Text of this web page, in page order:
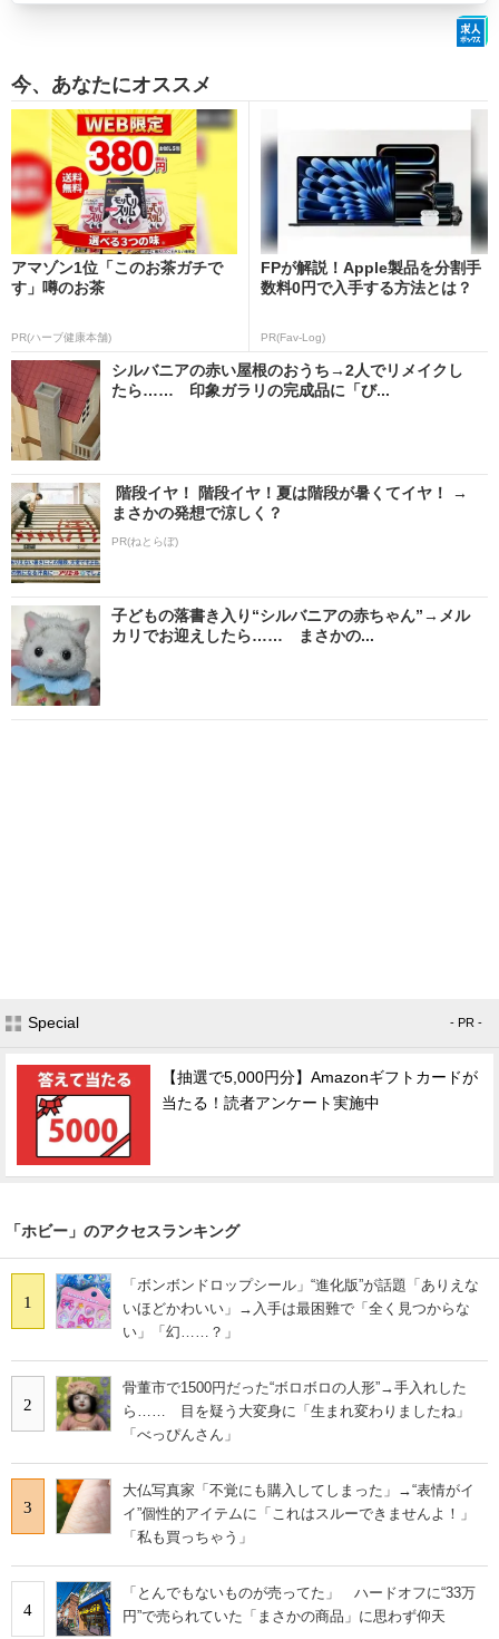
今、あなたにオススメ
アマゾン1位「このお茶ガチで
す」噂のお茶
PR(ハーブ健康本舗)
FPが解説！Apple製品を分割手
数料0円で入手する方法とは？
PR(Fav-Log)
シルバニアの赤い屋根のおうち→2人でリメイクし
たら…… 印象ガラリの完成品に「び...
階段イヤ！ 階段イヤ！夏は階段が暑くてイヤ！ →
まさかの発想で涼しく？
PR(ねとらぼ)
子どもの落書き入り“シルバニアの赤ちゃん”→メル
カリでお迎えしたら…… まさかの...
Special - PR -
【抽選で5,000円分】Amazonギフトカードが
当たる！読者アンケート実施中
「ホビー」のアクセスランキング
1
「ボンボンドロップシール」“進化版”が話題「ありえな
いほどかわいい」→入手は最困難で「全く見つからな
い」「幻……？」
2
骨董市で1500円だった“ボロボロの人形”→手入れした
ら…… 目を疑う大変身に「生まれ変わりましたね」
「べっぴんさん」
3
大仏写真家「不覚にも購入してしまった」→“表情がイ
イ”個性的アイテムに「これはスルーできませんよ！」
「私も買っちゃう」
4
「とんでもないものが売ってた」 ハードオフに“33万
円”で売られていた「まさかの商品」に思わず仰天